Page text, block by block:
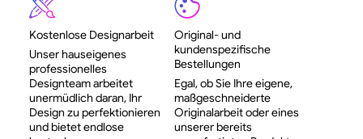
Kostenlose Designarbeit
Unser hauseigenes
professionelles
Designteam arbeitet
unermüdlich daran, Ihr
Design zu perfektionieren
und bietet endlose
Original- und
kundenspezifische
Bestellungen
Egal, ob Sie Ihre eigene,
maßgeschneiderte
Originalarbeit oder eines
unserer bereits